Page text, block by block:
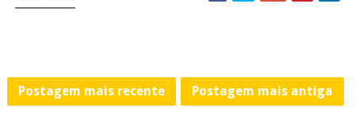
Postagem mais recente Postagem mais antiga